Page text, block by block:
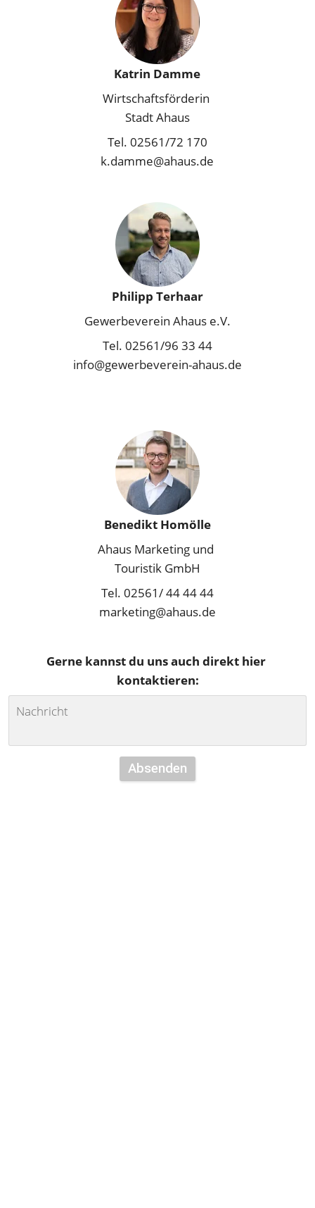
Katrin Damme
Wirtschaftsförderin
Stadt Ahaus
Tel. 02561/72 170
k.damme@ahaus.de
Philipp Terhaar
Gewerbeverein Ahaus e.V.
Tel. 02561/96 33 44
info@gewerbeverein-ahaus.de
Benedikt Homölle
Ahaus Marketing und
Touristik GmbH
Tel. 02561/ 44 44 44
marketing@ahaus.de
Gerne kannst du uns auch direkt hier
kontaktieren:
Absenden